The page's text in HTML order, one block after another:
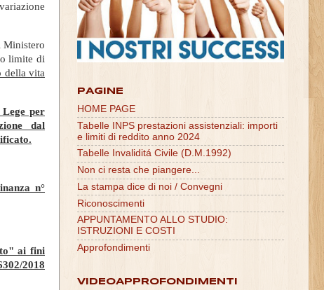
Ministero
limite di
della vita
per
dal
n°
ai fini
2018
PAGINE
HOME PAGE
Tabelle INPS prestazioni assistenziali: importi
e limiti di reddito anno 2024
Tabelle Invaliditá Civile (D.M.1992)
Non ci resta che piangere...
La stampa dice di noi / Convegni
Riconoscimenti
APPUNTAMENTO ALLO STUDIO:
ISTRUZIONI E COSTI
Approfondimenti
VIDEOAPPROFONDIMENTI